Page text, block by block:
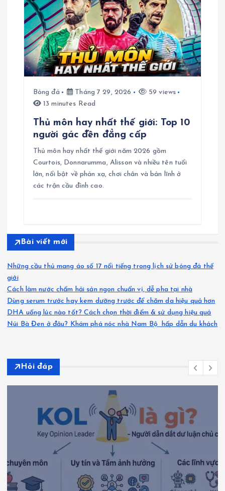
Bóng đá Tháng 7 29, 2026
59 views
13 minutes Read
Thủ môn hay nhất thế giới: Top 10
người gác đền đẳng cấp
Thủ môn hay nhất thế giới năm 2026 gồm
Courtois, Donnarumma, Alisson và nhiều tên tuổi
lớn, nổi bật về phản xạ, chơi chân và bản lĩnh ở
các trận cầu đỉnh cao.
Bài viết mới
Những cầu thủ mang áo số 17 nổi tiếng trong lịch sử bóng đá thế
giới
Cách làm nước chấm hải sản ngon chuẩn vị, dễ pha tại nhà
Dùng serum trước hay kem dưỡng trước để chăm da hiệu quả hơn
DHA uống lúc nào tốt? Cách chọn thời điểm & sử dụng hiệu quả
Núi Bà Đen ở đâu? Khám phá nóc nhà Nam Bộ hấp dẫn du khách
Hỏi đáp